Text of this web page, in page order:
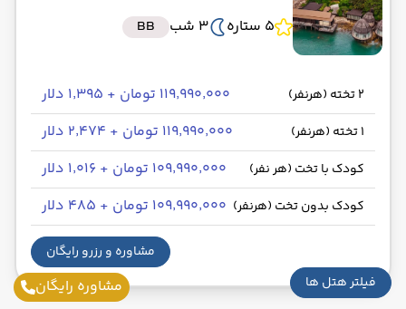
24 مرداد 1405 ساعت : 20:00
01 شهریور 1405 ساعت : 23:55
از 114,990,000 تومان + 415 دلار
31 مرداد 1405 ساعت : 20:00
ساعت : 23:55
فیلتر هتل ها
5 ستاره
3 شب BB
2 تخته (هرنفر) ۱۱۹٬۹۹۰٬۰۰۰ تومان + ۱٬۳۹۵ دلار
1 تخته (هرنفر) ۱۱۹٬۹۹۰٬۰۰۰ تومان + ۲٬۴۷۴ دلار
کودک با تخت (هر نفر) ۱۰۹٬۹۹۰٬۰۰۰ تومان + ۱٬۰۱۶ دلار
کودک بدون تخت (هرنفر) ۱۰۹٬۹۹۰٬۰۰۰ تومان + ۴۸۵ دلار
مشاوره و رزرو رایگان
مشاوره رایگان